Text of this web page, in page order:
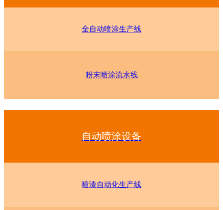
全自动喷涂生产线
粉末喷涂流水线
自动喷涂设备
喷漆自动化生产线